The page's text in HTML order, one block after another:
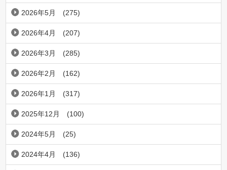
2026年5月 (275)
2026年4月 (207)
2026年3月 (285)
2026年2月 (162)
2026年1月 (317)
2025年12月 (100)
2024年5月 (25)
2024年4月 (136)